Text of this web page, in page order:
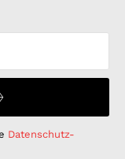
Datenschutz-